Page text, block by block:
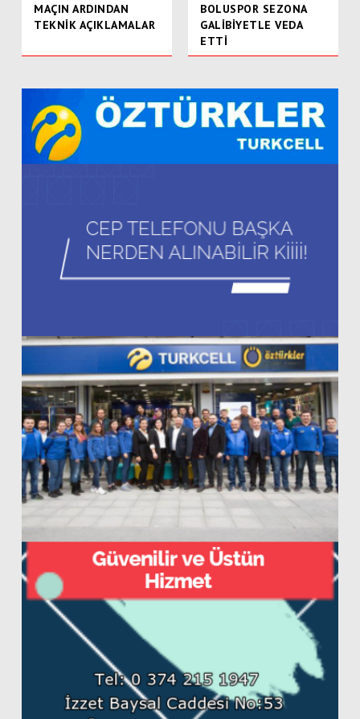
MAÇIN ARDINDAN
TEKNİK AÇIKLAMALAR
BOLUSPOR SEZONA
GALİBİYETLE VEDA
ETTİ